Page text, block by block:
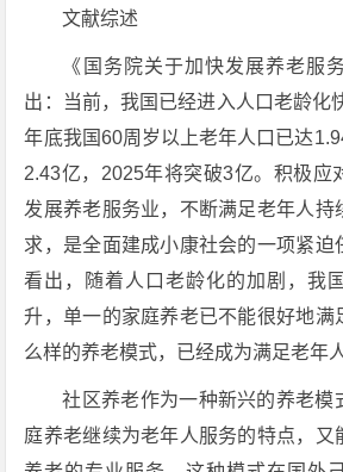
文献综述
《国务院关于加快发展养老服
出：当前，我国已经进入人口老龄化
年底我国60周岁以上老年人口已达
2.43亿，2025年将突破3亿。积极应
发展养老服务业，不断满足老年人持
求，是全面建成小康社会的一项紧迫
看出，随着人口老龄化的加剧，我
升，单一的家庭养老已不能很好地满
么样的养老模式，已经成为满足老年
社区养老作为一种新兴的养老模
庭养老继续为老年人服务的特点，又